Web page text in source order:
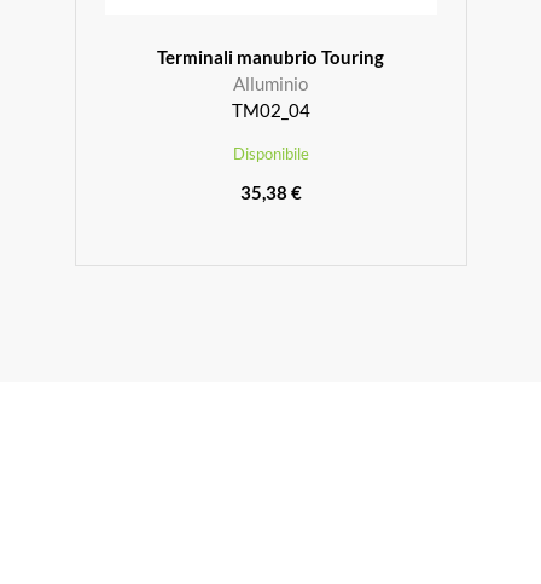
Terminali manubrio Touring
Alluminio
TM02_04
Disponibile
35,38 €